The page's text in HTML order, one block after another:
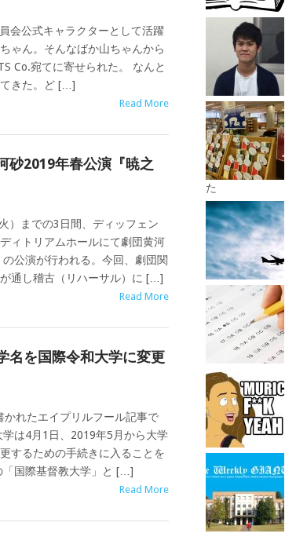
会公式キャラクターとして活躍
ゃん。そんなばか山ちゃんから
Co.宛てに寄せられた。 なんと
きた。ど […]
Read More
砂2019年春公演『暁之
）までの3日間、ディッフェン
ィトリアムホールにて劇団黄河
公演が行われる。今回、劇団関
通し稽古（リハーサル）に […]
Read More
名を国際令和大学に変更
れたエイプリルフール記事で
は4月1日、2019年5月から大学
するための手続きに入ることを
「国際基督教大学」と […]
Read More
た